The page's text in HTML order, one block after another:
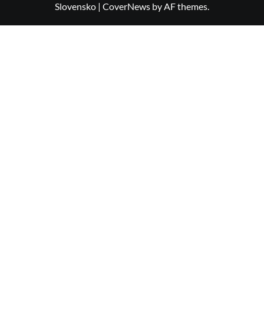
Slovensko | CoverNews by AF themes.